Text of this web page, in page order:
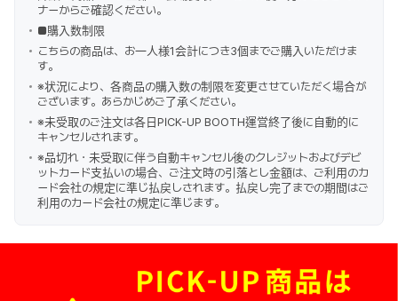
ナーからご確認ください。
■購入数制限
こちらの商品は、お一人様1会計につき3個までご購入いただけま
す。
※状況により、各商品の購入数の制限を変更させていただく場合が
ございます。あらかじめご了承ください。
※未受取のご注文は各日PICK-UP BOOTH運営終了後に自動的に
キャンセルされます。
※品切れ・未受取に伴う自動キャンセル後のクレジットおよびデビ
ットカード支払いの場合、ご注文時の引落とし金額は、ご利用のカ
ード会社の規定に準じ払戻しされます。払戻し完了までの期間はご
利用のカード会社の規定に準じます。